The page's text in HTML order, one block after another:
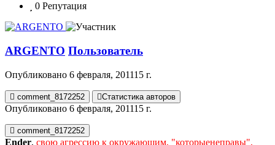
0 Репутация
ARGENTO Пользователь
Опубликовано 6 февраля, 201115 г.
comment_8172252 Статистика авторов
Опубликовано 6 февраля, 201115 г.
comment_8172252
Ender, свою агрессию к окружающим, "которыенеправы",